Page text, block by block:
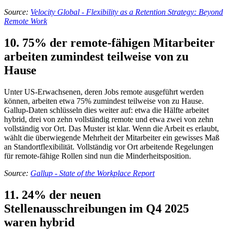
Source: Velocity Global - Flexibility as a Retention Strategy: Beyond
Remote Work
10. 75% der remote-fähigen Mitarbeiter
arbeiten zumindest teilweise von zu
Hause
Unter US-Erwachsenen, deren Jobs remote ausgeführt werden
können, arbeiten etwa 75% zumindest teilweise von zu Hause.
Gallup-Daten schlüsseln dies weiter auf: etwa die Hälfte arbeitet
hybrid, drei von zehn vollständig remote und etwa zwei von zehn
vollständig vor Ort. Das Muster ist klar. Wenn die Arbeit es erlaubt,
wählt die überwiegende Mehrheit der Mitarbeiter ein gewisses Maß
an Standortflexibilität. Vollständig vor Ort arbeitende Regelungen
für remote-fähige Rollen sind nun die Minderheitsposition.
Source: Gallup - State of the Workplace Report
11. 24% der neuen
Stellenausschreibungen im Q4 2025
waren hybrid